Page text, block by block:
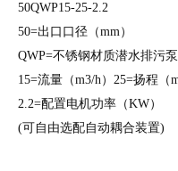
50QWP15-25-2.2
50=出口口径（mm）
QWP=不锈钢材质潜水排污泵
15=流量（m3/h）25=扬程（m
2.2=配置电机功率（KW）
(可自由选配自动耦合装置)